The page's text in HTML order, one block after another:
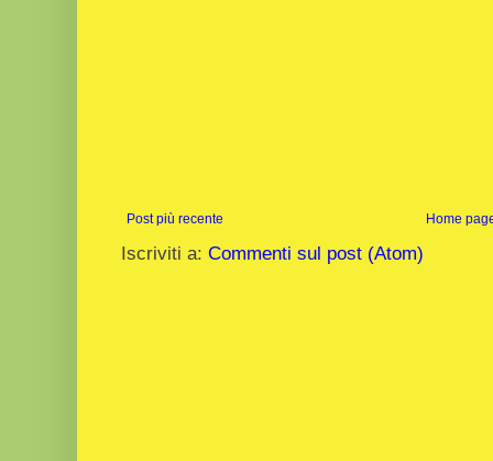
Post più recente Home
Iscriviti a: Commenti sul post (Atom)